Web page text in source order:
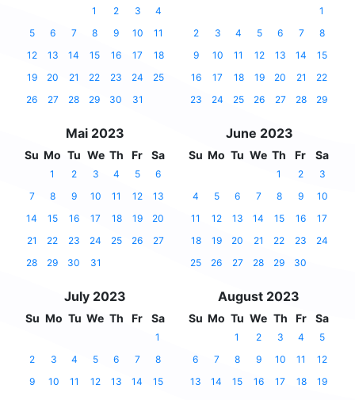
1 2 3
4
5
6 7 8 9 10
11
12
13 14 15 16 17
18
19
20 21 22 23 24
25
26
27 28 29 30 31
1
2
3 4 5 6 7
8
9
10 11 12 13 14
15
16
17 18 19 20 21
22
23
24 25 26 27 28 29
Mai 2023
Su Mo Tu We Th Fr Sa
1 2 3 4 5
6
7
8 9 10 11 12
13
14
15 16 17 18 19
20
21
22 23 24 25 26
27
28
29 30 31
June 2023
Su Mo Tu We Th Fr Sa
1 2
3
4
5 6 7 8 9
10
11
12 13 14 15 16
17
18
19 20 21 22 23
24
25
26 27 28 29 30
July 2023
Su Mo Tu We Th Fr Sa
1
2
3 4 5 6 7
8
9
10 11 12 13 14
15
August 2023
Su Mo Tu We Th Fr Sa
1 2 3 4
5
6
7 8 9 10 11
12
13
14 15 16 17 18
19